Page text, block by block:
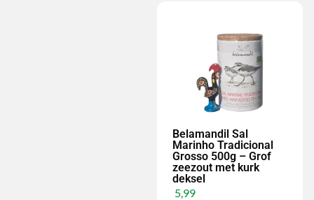
Belamandil Sal
Marinho Tradicional
Grosso 500g – Grof
zeezout met kurk
deksel
5,99